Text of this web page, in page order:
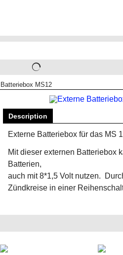
Batteriebox MS12
Description
Externe Batteriebox für das MS
Mit dieser externen Batteriebox
Batterien,
auch mit 8*1,5 Volt nutzen.
Zündkreise in einer